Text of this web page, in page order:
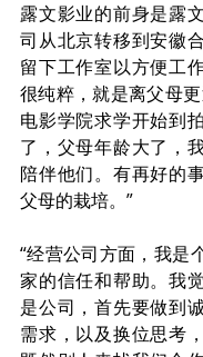
露文影业的前身是露
司从北京转移到安徽
留下工作室以方便工
很纯粹，就是离父母
电影学院求学开始到
了，父母年龄大了，
陪伴他们。有再好的
父母的栽培。”
“经营公司方面，我是
家的信任和帮助。我
是公司，首先要做到
需求，以及换位思考